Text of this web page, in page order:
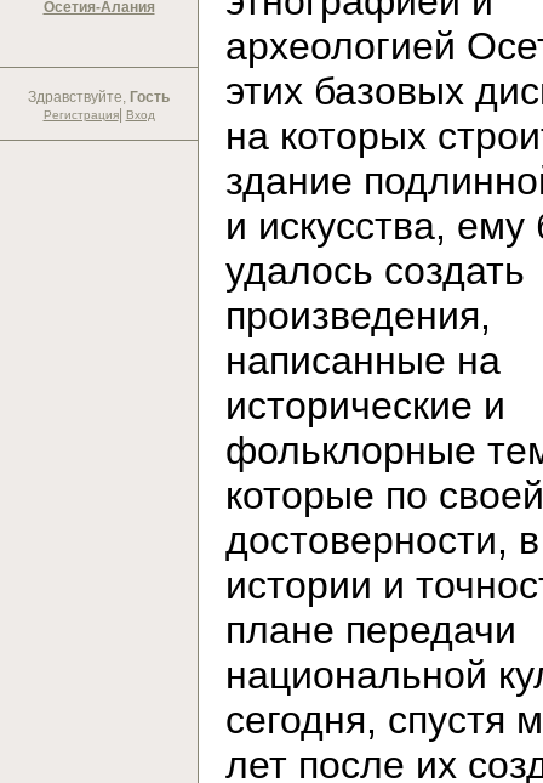
Осетия-Алания
Здравствуйте, Гость
Регистрация| Вход
археологией
этих базовых
на которых
здание
и искусства,
удалось создать
произведения,
написанные на
исторические и
фольклорные
которые по своей
достоверности,
истории и
плане передачи
национальной
сегодня, спустя
лет после их